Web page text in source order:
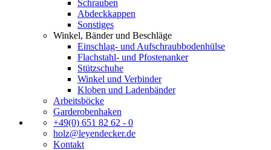
Schrauben
Abdeckkappen
Sonstiges
Winkel, Bänder und Beschläge
Einschlag- und Aufschraubbodenhülse
Flachstahl- und Pfostenanker
Stützschuhe
Winkel und Verbinder
Kloben und Ladenbänder
Arbeitsböcke
Garderobenhaken
+49(0) 651 82 62 - 0
holz@leyendecker.de
Kontakt